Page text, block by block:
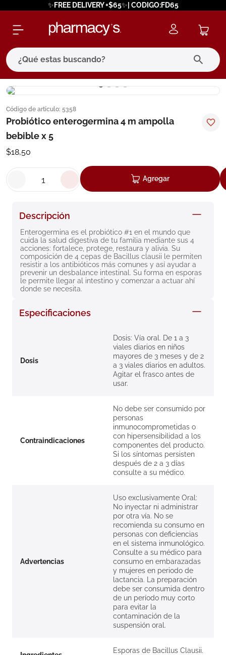
✨FREE DELIVERY +$65✨| CODIGO:FD65
¿Qué estas buscando?
Código de artículo: 5358
Probiótico enterogermina 4 m ampolla
bebible x 5
$18,50
Agregar
Descripción
Enterogermina es el probiótico #1 en el mundo que
cuida la salud digestiva de tu familia mediante sus 4
acciones: fortalece, protege, restaura y alivia. Su
composición de 4 cepas de Bacillus clausii le permiten
resistir a los antibióticos más comunes y así ayudar a
prevenir un desbalance intestinal. Su forma en esporas
le permite llegar al intestino y comenzar a actuar ahí
donde se necesita.
Especificaciones
Dosis
Dosis: Vía oral. De 1 a 3
viales diarios en niños
mayores de 3 meses y de 2
a 3 viales diarios en adultos.
Agitar el frasco antes de
usar.
Contraindicaciones
No debe ser consumido por
personas
inmunocomprometidas o
con hipersensibilidad a los
componentes del producto.
Si los síntomas persisten
después de 2 a 3 días
consulte a su médico.
Advertencias
Uso exclusivamente Oral:
No inyectar ni administrar
por otra vía. No se
recomienda su consumo en
personas con deficiencias
en el sistema inmunológico.
Consulte a su médico para
consumo en embarazadas
y mujeres en periodo de
lactancia. La preparación
debe ser consumida dentro
de un período muy corto
para evitar la
contaminación de la
suspensión oral.
Esporas de Bacillus Clausii.
términos más buscados
1. eucerin
cerave
7. isdin
8 . roche posay
9. megacistin
10.pañales